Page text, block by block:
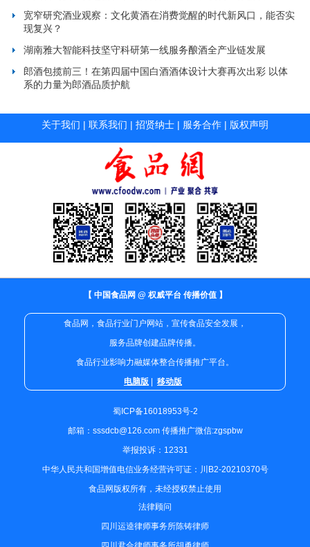
宽窄研究酒业观察：文化黄酒在消费觉醒的时代新风口，能否实
现复兴？
湖南雅大智能科技坚守科研第一线服务酿酒全产业链发展
郎酒包揽前三！在第四届中国白酒酒体设计大赛再次出彩 以体
系的力量为郎酒品质护航
关于我们 | 联系我们 | 招贤纳士 | 服务合作 | 版权声明
【 中国食品网 @ 权威平台 传播价值 】
食品网，食品行业门户网站，宣传食品安全发展，
服务品牌创建品牌传播。
食品行业影响力融媒体整合传播推广平台。
电脑版
移动版
蜀ICP备16018953号-2
邮箱：sssdcb@126.com 传播推广微信:zgspbw
举报投诉：12331
中华人民共和国增值电信业务经营许可证：川B2-20210370号
食品网版权所有，未经授权禁止使用
法律顾问
四川运逵律师事务所陈铸律师